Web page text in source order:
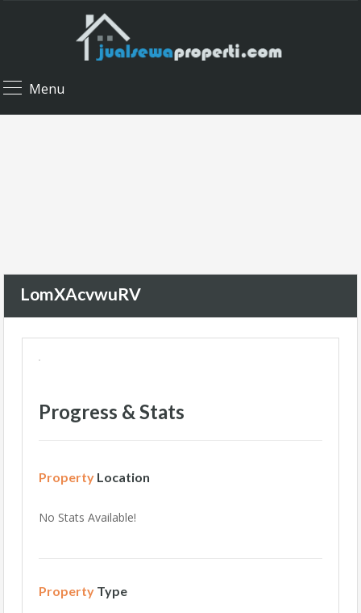
Menu
LomXAcvwuRV
Progress & Stats
Property Location
No Stats Available!
Property Type